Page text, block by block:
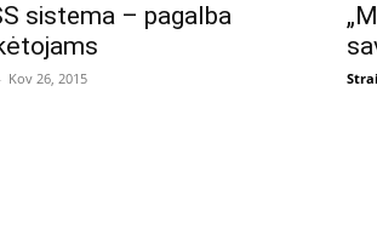
sistema – pagalba
- Kov 26, 2015